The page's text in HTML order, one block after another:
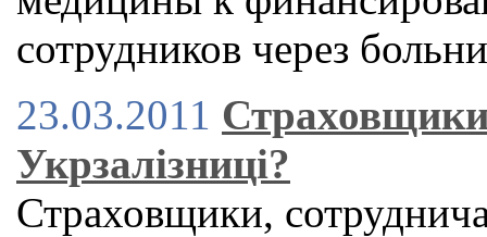
сотрудников через
23.03.2011
Укрзалізниці?
Страховщики,